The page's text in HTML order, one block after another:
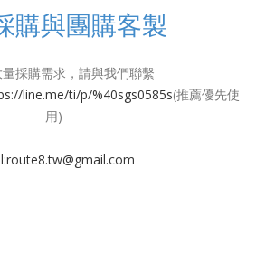
購與團購客製
採購需求，請與我們聯繫
line.me/ti/p/%40sgs0585s(推薦優先使
用)
route8.tw@gmail.com